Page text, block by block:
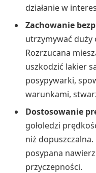
działanie w
Zachowanie
utrzymywać duży
Rozrzucana
uszkodzić lakier
posypywarki,
warunkami,
Dostosowanie
gołoledzi
niż
posypana
przyczepności.